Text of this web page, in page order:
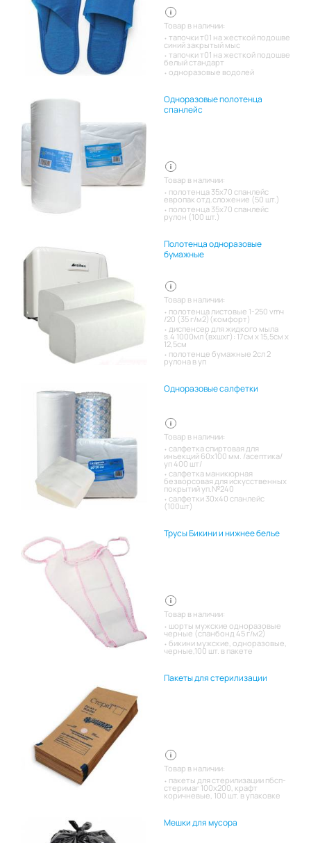
Товар в наличии:
тапочки т01 на жесткой подошве
синий закрытый мыс
тапочки т01 на жесткой подошве
белый стандарт
одноразовые водолей
Одноразовые полотенца
спанлейс
Товар в наличии:
полотенца 35х70 спанлейс
европак отд.сложение (50 шт.)
полотенца 35х70 спанлейс
рулон (100 шт.)
Полотенца одноразовые
бумажные
Товар в наличии:
полотенца листовые 1-250 vmч
/20 (35 г/м2)(комфорт)
диспенсер для жидкого мыла
s.4 1000мл (вхшхг): 17см x 15,5см x
12,5см
полотенце бумажные 2сл 2
рулона в уп
Одноразовые салфетки
Товар в наличии:
салфетка спиртовая для
инъекций 60х100 мм. /асептика/
уп 400 шт/
салфетка маникюрная
безворсовая для искусственных
покрытий уп.№240
салфетки 30х40 спанлейс
(100шт)
Трусы Бикини и нижнее белье
Товар в наличии:
шорты мужские одноразовые
черные (спанбонд 45 г/м2)
бикини мужские, одноразовые,
черные,100 шт. в пакете
Пакеты для стерилизации
Товар в наличии:
пакеты для стерилизации пбсп-
стеримаг 100х200, крафт
коричневые, 100 шт. в упаковке
Мешки для мусора